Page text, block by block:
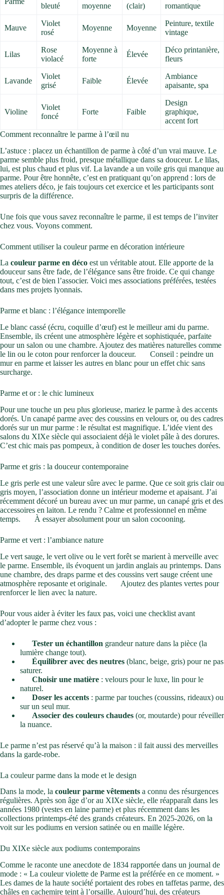
bleuté
moyenne
(clair)
romantique
Mauve
Violet
rosé
Moyenne Moyenne
Peinture, textile
vintage
Lilas
Rose
violacé
Moyenne à
forte
Élevée
Déco printanière,
fleurs
Lavande
Violet
grisé
Faible Élevée
Ambiance
apaisante, spa
Violine
Violet
foncé
Forte Faible
Design
graphique,
accent fort
Comment reconnaître le parme à l’œil nu
L’astuce : placez un échantillon de parme à côté d’un vrai mauve. Le
parme semble plus froid, presque métallique dans sa douceur. Le lilas,
lui, est plus chaud et plus vif. La lavande a un voile gris qui manque au
parme. Pour être honnête, c’est en pratiquant qu’on apprend : lors de
mes ateliers déco, je fais toujours cet exercice et les participants sont
surpris de la différence.
Une fois que vous savez reconnaître le parme, il est temps de l’inviter
chez vous. Voyons comment.
Comment utiliser la couleur parme en décoration intérieure
La couleur parme en déco est un véritable atout. Elle apporte de la
douceur sans être fade, de l’élégance sans être froide. Ce qui change
tout, c’est de bien l’associer. Voici mes associations préférées, testées
dans mes projets lyonnais.
Parme et blanc : l’élégance intemporelle
Le blanc cassé (écru, coquille d’œuf) est le meilleur ami du parme.
Ensemble, ils créent une atmosphère légère et sophistiquée, parfaite
pour un salon ou une chambre. Ajoutez des matières naturelles comme
le lin ou le coton pour renforcer la douceur.
Conseil : peindre un
mur en parme et laisser les autres en blanc pour un effet chic sans
surcharge.
Parme et or : le chic lumineux
Pour une touche un peu plus glorieuse, mariez le parme à des accents
dorés. Un canapé parme avec des coussins en velours or, ou des cadres
dorés sur un mur parme : le résultat est magnifique. L’idée vient des
salons du XIXe siècle qui associaient déjà le violet pâle à des dorures.
C’est chic mais pas pompeux, à condition de doser les touches dorées.
Parme et gris : la douceur contemporaine
Le gris perle est une valeur sûre avec le parme. Que ce soit gris clair ou
gris moyen, l’association donne un intérieur moderne et apaisant. J’ai
récemment décoré un bureau avec un mur parme, un canapé gris et des
accessoires en laiton. Le rendu ? Calme et professionnel en même
temps.
À essayer absolument pour un salon cocooning.
Parme et vert : l’ambiance nature
Le vert sauge, le vert olive ou le vert forêt se marient à merveille avec
le parme. Ensemble, ils évoquent un jardin anglais au printemps. Dans
une chambre, des draps parme et des coussins vert sauge créent une
atmosphère reposante et originale.
Ajoutez des plantes vertes pour
renforcer le lien avec la nature.
Pour vous aider à éviter les faux pas, voici une checklist avant
d’adopter le parme chez vous :
Tester un échantillon grandeur nature dans la pièce (la
lumière change tout).
Équilibrer avec des neutres (blanc, beige, gris) pour ne pas
saturer.
Choisir une matière : velours pour le luxe, lin pour le
naturel.
Doser les accents : parme par touches (coussins, rideaux) ou
sur un seul mur.
Associer des couleurs chaudes (or, moutarde) pour réveiller
la nuance.
Le parme n’est pas réservé qu’à la maison : il fait aussi des merveilles
dans la garde-robe.
La couleur parme dans la mode et le design
Dans la mode, la couleur parme vêtements a connu des résurgences
régulières. Après son âge d’or au XIXe siècle, elle réapparaît dans les
années 1980 (vestes en laine parme) et plus récemment dans les
collections printemps-été des grands créateurs. En 2025-2026, on la
voit sur les podiums en version satinée ou en maille légère.
Du XIXe siècle aux podiums contemporains
Comme le raconte une anecdote de 1834 rapportée dans un journal de
mode : « La couleur violette de Parme est la préférée en ce moment. »
Les dames de la haute société portaient des robes en taffetas parme, des
châles en cachemire teint à l’orsaille. Aujourd’hui, des créateurs